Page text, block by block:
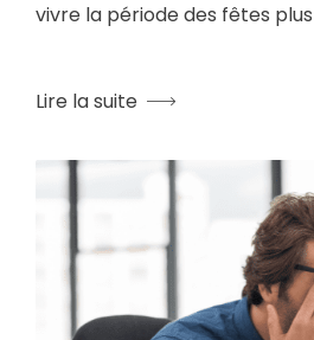
vivre la période des fêtes
Lire la suite